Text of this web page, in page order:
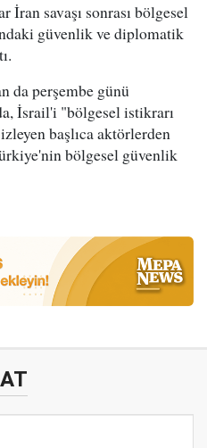
İran savaşı sonrası bölgesel
güvenlik ve diplomatik
da perşembe günü
İsrail'i "bölgesel istikrarı
başlıca aktörlerden
bölgesel güvenlik